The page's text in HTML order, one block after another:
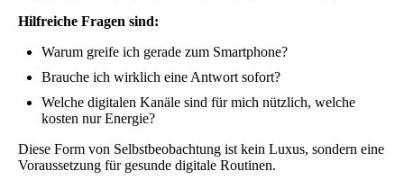
Hilfreiche Fragen sind:
Warum greife ich gerade zum Smartphone?
Brauche ich wirklich eine Antwort sofort?
Welche digitalen Kanäle sind für mich nützlich, welche
kosten nur Energie?
Diese Form von Selbstbeobachtung ist kein Luxus, sondern eine
Voraussetzung für gesunde digitale Routinen.